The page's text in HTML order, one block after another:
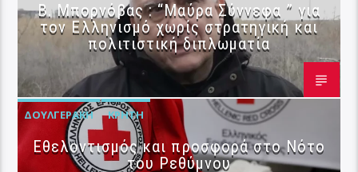
B. Μπορνόβας : “Μαύρα Σύννεφα ” για
τον Ελληνισμό χωρίς στρατηγική και
πολιτιστική διπλωματία
ΔΟΥΛΓΕΡΆΚΗ ΚΡΉΤΗ
Εθελοντισμός και προσφορά στο Νότο
του Ρεθύμνου